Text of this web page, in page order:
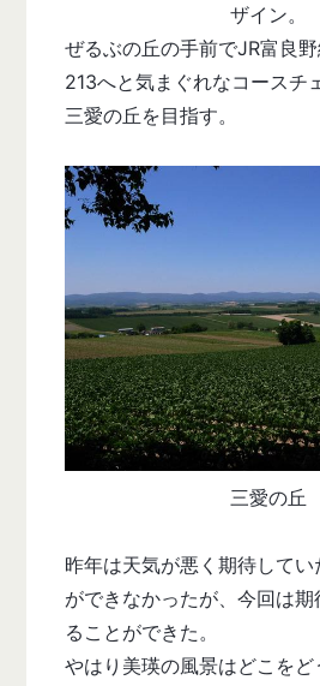
ザイン。
ぜるぶの丘の手前でJR富良
213へと気まぐれなコースチ
三愛の丘を目指す。
三愛の丘
昨年は天気が悪く期待してい
ができなかったが、今回は
ることができた。
やはり美瑛の風景はどこを